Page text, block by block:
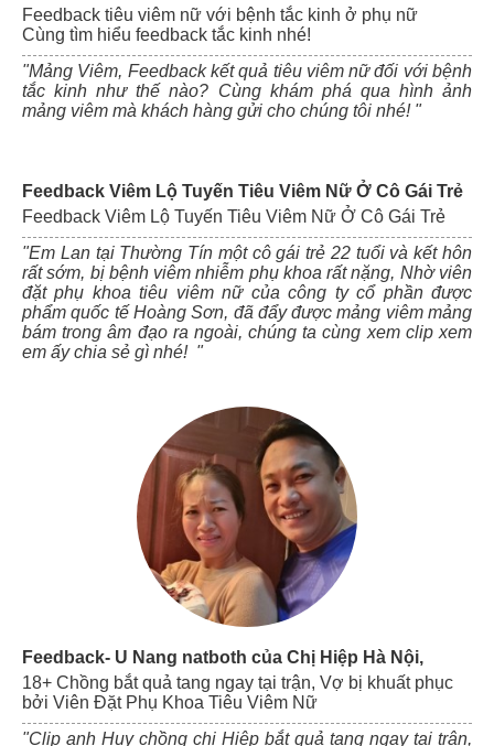
Feedback tiêu viêm nữ với bệnh tắc kinh ở phụ nữ
Cùng tìm hiểu feedback tắc kinh nhé!
"Mảng Viêm, Feedback kết quả tiêu viêm nữ đối với bệnh
tắc kinh như thế nào? Cùng khám phá qua hình ảnh
mảng viêm mà khách hàng gửi cho chúng tôi nhé! "
Feedback Viêm Lộ Tuyến Tiêu Viêm Nữ Ở Cô Gái Trẻ
Feedback Viêm Lộ Tuyến Tiêu Viêm Nữ Ở Cô Gái Trẻ
"Em Lan tại Thường Tín một cô gái trẻ 22 tuổi và kết hôn
rất sớm, bị bệnh viêm nhiễm phụ khoa rất nặng, Nhờ viên
đặt phụ khoa tiêu viêm nữ của công ty cổ phần được
phẩm quốc tế Hoàng Sơn, đã đẩy được mảng viêm mảng
bám trong âm đạo ra ngoài, chúng ta cùng xem clip xem
em ấy chia sẻ gì nhé! "
Feedback- U Nang natboth của Chị Hiệp Hà Nội,
18+ Chồng bắt quả tang ngay tại trận, Vợ bị khuất phục
bởi Viên Đặt Phụ Khoa Tiêu Viêm Nữ
"Clip anh Huy chồng chị Hiệp bắt quả tang ngay tại trận,